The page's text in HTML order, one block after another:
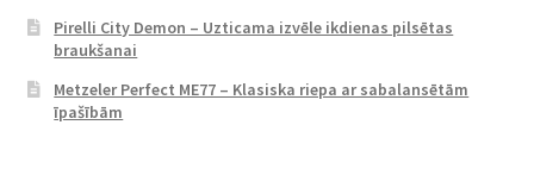
Pirelli City Demon – Uzticama izvēle ikdienas pilsētas
braukšanai
Metzeler Perfect ME77 – Klasiska riepa ar sabalansētām
īpašībām